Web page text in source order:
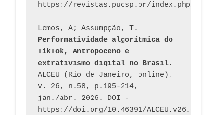
Performatividade algorítmica do
TikTok, Antropoceno e
extrativismo digital no Brasil.
ALCEU (Rio de Janeiro, online),
v. 26, n.58, p.195-214,
jan./abr. 2026. DOI -
https://doi.org/10.46391/